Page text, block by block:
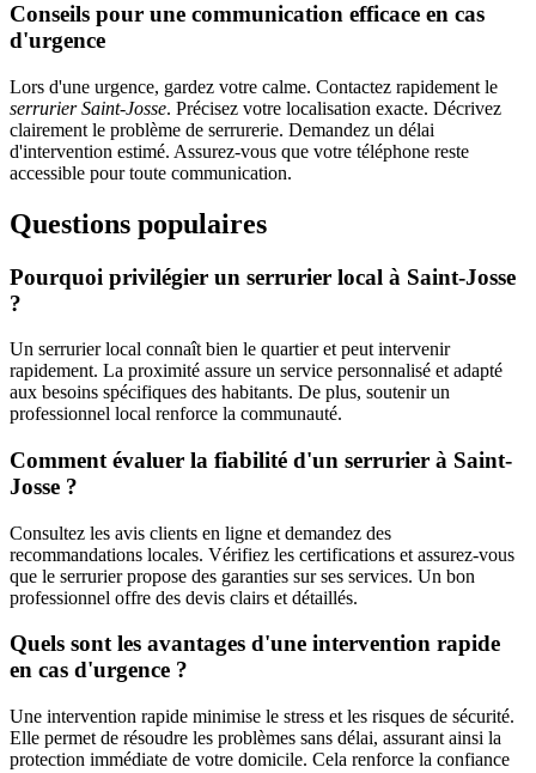
Conseils pour une communication efficace en cas
d'urgence
Lors d'une urgence, gardez votre calme. Contactez rapidement le
serrurier Saint-Josse. Précisez votre localisation exacte. Décrivez
clairement le problème de serrurerie. Demandez un délai
d'intervention estimé. Assurez-vous que votre téléphone reste
accessible pour toute communication.
Questions populaires
Pourquoi privilégier un serrurier local à Saint-Josse
?
Un serrurier local connaît bien le quartier et peut intervenir
rapidement. La proximité assure un service personnalisé et adapté
aux besoins spécifiques des habitants. De plus, soutenir un
professionnel local renforce la communauté.
Comment évaluer la fiabilité d'un serrurier à Saint-
Josse ?
Consultez les avis clients en ligne et demandez des
recommandations locales. Vérifiez les certifications et assurez-vous
que le serrurier propose des garanties sur ses services. Un bon
professionnel offre des devis clairs et détaillés.
Quels sont les avantages d'une intervention rapide
en cas d'urgence ?
Une intervention rapide minimise le stress et les risques de sécurité.
Elle permet de résoudre les problèmes sans délai, assurant ainsi la
protection immédiate de votre domicile. Cela renforce la confiance